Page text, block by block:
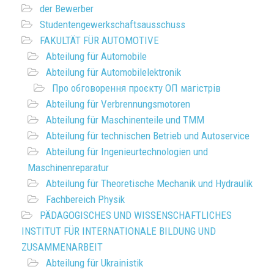
der Bewerber
Studentengewerkschaftsausschuss
FAKULTÄT FÜR AUTOMOTIVE
Abteilung für Automobile
Abteilung für Automobilelektronik
Про обговорення проєкту ОП магістрів
Abteilung für Verbrennungsmotoren
Abteilung für Maschinenteile und TMM
Abteilung für technischen Betrieb und Autoservice
Abteilung für Ingenieurtechnologien und
Maschinenreparatur
Abteilung für Theoretische Mechanik und Hydraulik
Fachbereich Physik
PÄDAGOGISCHES UND WISSENSCHAFTLICHES
INSTITUT FÜR INTERNATIONALE BILDUNG UND
ZUSAMMENARBEIT
Abteilung für Ukrainistik